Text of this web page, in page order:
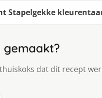
Stapelgekke
gemaakt?
dat dit recept